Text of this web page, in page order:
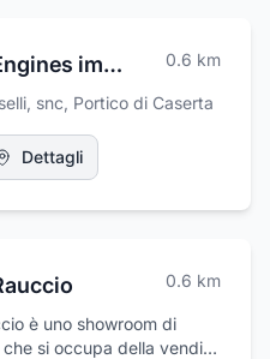
Diesel & Gas Engines impianti di cogenerazione 0.6 km
snc, Portico di Caserta
Dettagli
0.6 km
è uno showroom di
si occupa della vendita